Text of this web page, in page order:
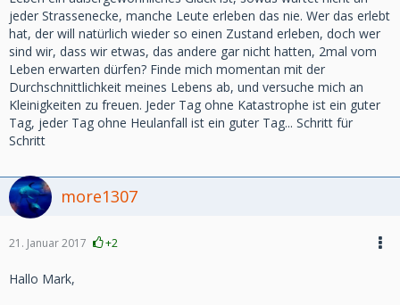
jeder Strassenecke, manche Leute erleben das nie. Wer das erlebt
hat, der will natürlich wieder so einen Zustand erleben, doch wer
sind wir, dass wir etwas, das andere gar nicht hatten, 2mal vom
Leben erwarten dürfen? Finde mich momentan mit der
Durchschnittlichkeit meines Lebens ab, und versuche mich an
Kleinigkeiten zu freuen. Jeder Tag ohne Katastrophe ist ein guter
Tag, jeder Tag ohne Heulanfall ist ein guter Tag... Schritt für
Schritt
more1307
21. Januar 2017 +2
Hallo Mark,